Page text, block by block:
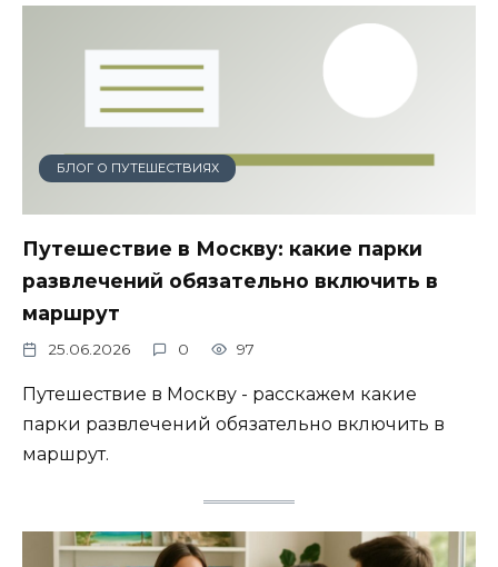
БЛОГ О ПУТЕШЕСТВИЯХ
Путешествие в Москву: какие парки
развлечений обязательно включить в
маршрут
25.06.2026 0 97
Путешествие в Москву - расскажем какие
парки развлечений обязательно включить в
маршрут.